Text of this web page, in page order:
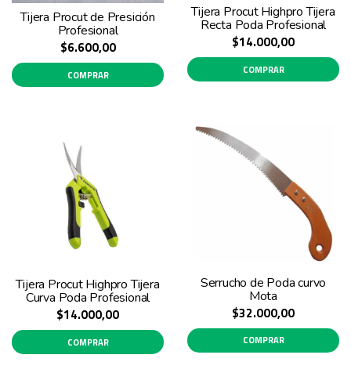
Tijera Procut de Presición
Profesional
$6.600,00
COMPRAR
Tijera Procut Highpro Tijera
Recta Poda Profesional
$14.000,00
COMPRAR
Tijera Procut Highpro Tijera
Curva Poda Profesional
$14.000,00
COMPRAR
Serrucho de Poda curvo
Mota
$32.000,00
COMPRAR